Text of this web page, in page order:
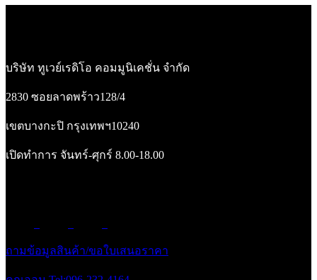
บริษัท ทูเวย์เรดิโอ คอมมูนิเคชั่น จำกัด
2830 ซอยลาดพร้าว128/4
เขตบางกะปิ กรุงเทพฯ10240
เปิดทำการ จันทร์-ศุกร์ 8.00-18.00
ถามข้อมูลสินค้า/ขอใบเสนอราคา